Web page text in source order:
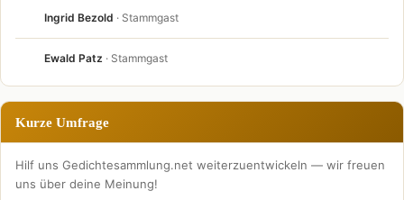
Ingrid Bezold · Stammgast
Ewald Patz · Stammgast
Kurze Umfrage
Hilf uns Gedichtesammlung.net weiterzuentwickeln — wir freuen
uns über deine Meinung!